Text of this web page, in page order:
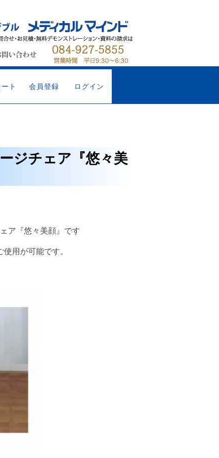
ト 会員登録 ログイン
ジチェア『悠々美
ア『悠々美顔』です
用が可能です。